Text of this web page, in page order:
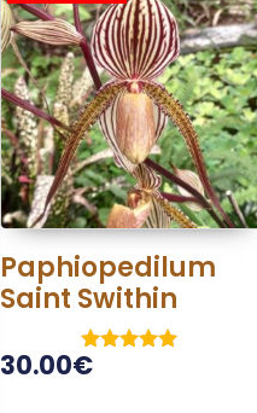
Paphiopedilum
Saint Swithin
Note
30.00€